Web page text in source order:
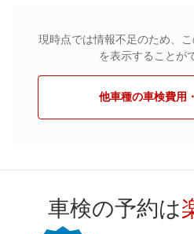
現時点では情報不足のため、
を表示することが
他車種の車検費用
車検の予約は